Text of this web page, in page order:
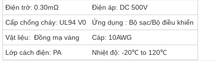
Điện trở: 0.30mΩ
Điện áp: DC 500V
Cấp chống cháy: UL94 V0
Ứng dụng : Bộ sạc/Bộ điều khiển
Vật liệu: Đồng mạ vàng
Cáp: 10AWG
Lớp cách điện: PA
Nhiệt độ: -20℃ to 120℃